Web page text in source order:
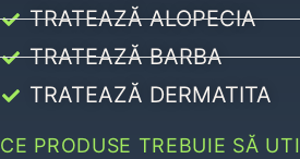
TRATEAZĂ ALOPECIA
TRATEAZĂ BARBA
TRATEAZĂ DERMATITA
CE PRODUSE TREBUIE SĂ